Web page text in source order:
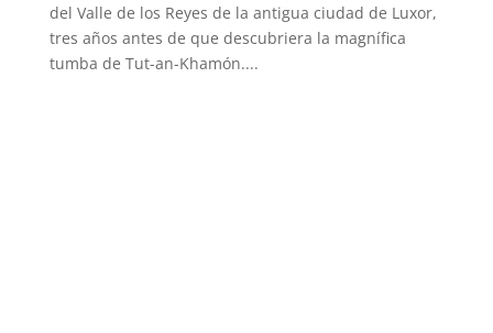
del Valle de los Reyes de la antigua ciudad de Luxor,
tres años antes de que descubriera la magnífica
tumba de Tut-an-Khamón....